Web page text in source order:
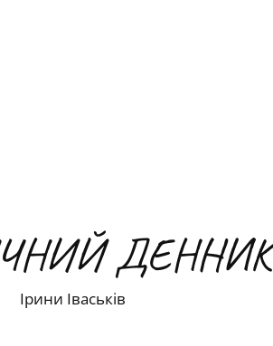
ДЕННИК
Ірини Іваськів